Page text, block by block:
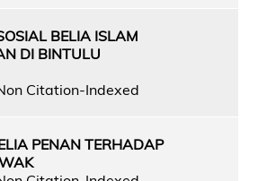
BELIA ISLAM
DI BINTULU
Citation-Indexed
PENAN TERHADAP